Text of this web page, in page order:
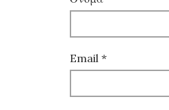
Email *